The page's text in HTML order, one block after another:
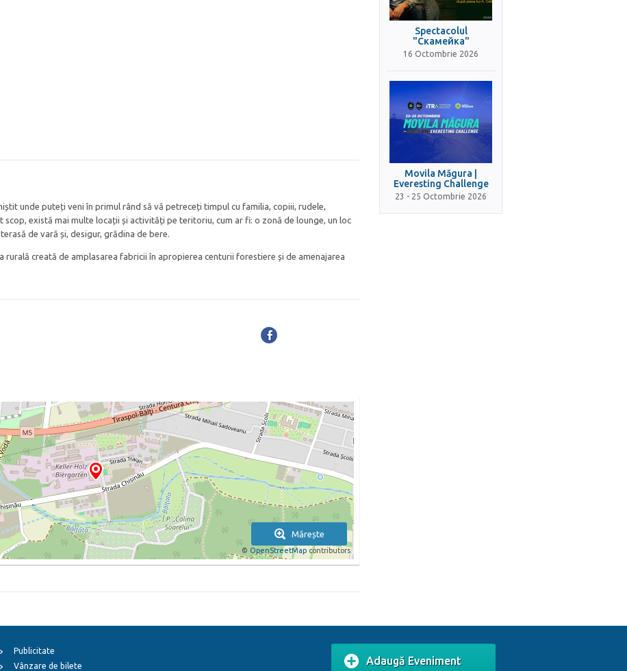
unde puteți veni în primul rând să vă petreceți timpul cu familia, copiii, rudele,
scop, există mai multe locații și activități pe teritoriu, cum ar fi: o zonă de lounge, un loc
de vară și, desigur, grădina de bere.
creată de amplasarea fabricii în apropierea centurii forestiere și de amenajarea
Mărește
© OpenStreetMap contributors
Spectacolul
"Скамейка"
16 Octombrie 2026
Movila Măgura |
Everesting Challenge
23 - 25 Octombrie 2026
Publicitate
Vânzare de bilete
Adaugă Eveniment